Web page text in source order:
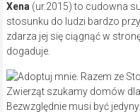
Xena (ur.2015) to cudowna
stosunku do ludzi bardzo
zdarza jej się ciągnąć w
dogaduje.
Bezwzględnie musi być